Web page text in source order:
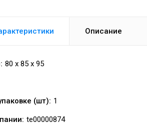
Описание
80 x 85 x 95
(шт): 1
te00000874